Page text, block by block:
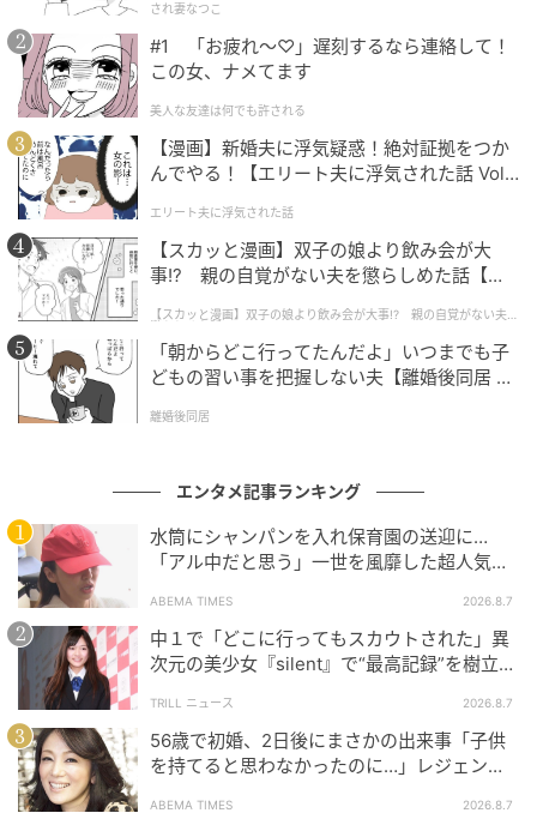
JUNGWON、HEESEUNG、JAY、JAKE、SUNGHOON、
SUNOO、NI-KIの7人で構成されたグローバルグルー
プ。2020年6月から約3カ月間放映されたMnetの大型
プロジェクト『I-LAND』から誕生し、2020年11月に
韓国デビュー。2021年7月に『BORDER：儚い』日本
デビュー。その後、日本デビューからわずか1年半で京
セラドーム公演を開催し、第4世代K-POPアーティスト
として最速で単独ドーム公演を実現した。さらに、
2025年7月・8月には日本2都市でスタジアム公演を行
い、海外アーティストとして最速で日本のスタジアム
に進出するなど、飛躍を続けている。2026年3月、
HEESEUNGの脱退が発表された。
「本当に狂った物語だ」…小栗旬＆蒼井優の
『ガス人間』が非英語ショー世界7位に 韓国
でも静かに刺さるワケ
の記事をもっとみる
され妻なつこ
#1 「お疲れ〜♡」遅刻するなら連絡して！
この女、ナメてます
美人な友達は何でも許される
【漫画】新婚夫に浮気疑惑！絶対証拠をつか
んでやる！【エリート夫に浮気された話 Vol.
エリート夫に浮気された話
【スカッと漫画】双子の娘より飲み会が大
事!? 親の自覚がない夫を懲らしめた話【第1
【スカッと漫画】双子の娘より飲み会が大事!? 親の自覚がない夫を
懲らしめた話
「朝からどこ行ってたんだよ」いつまでも子
どもの習い事を把握しない夫【離婚後同居 Vo
離婚後同居
エンタメ記事ランキング
水筒にシャンパンを入れ保育園の送迎に…
「アル中だと思う」一世を風靡した超人気タ
ABEMA TIMES 2026.8.7
中１で「どこに行ってもスカウトされた」異
次元の美少女『silent』で“最高記録”を樹立し
TRILL ニュース 2026.8.7
56歳で初婚、2日後にまさかの出来事「子供
を持てると思わなかったのに…」レジェンド
ABEMA TIMES 2026.8.7